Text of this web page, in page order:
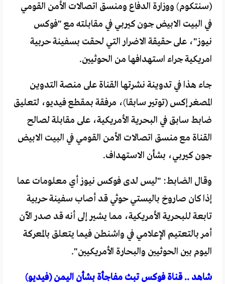
(سنتكوم) ووزارة الدفاع ومنسق اتصالات الأمن القومي
في البيت الابيض جون كيربي في مقابلته مع "فوكس
نيوز"، على حقيقة الاضرار التي لحقت بسفينة حربية
امريكية جراء استهدافها من الحوثيين.
جاء هذا في تدوينة نشرتها القناة على منصة التدوين
المصغر إكس (توتير سابقا)، مرفقة بمقطع فيديو، لتعليق
ضابط سابق في البحرية الأمريكية، على مقابلة لصالح
القناة مع منسق اتصالات الأمن القومي في البيت الابيض
جون كيربي، بشأن الاستهداف.
وقال الضابط: "ليس لدى فوكس نيوز أي معلومات عما
إذا كان صاروخ باليستي حوثي قد أصاب سفينة حربية
تابعة للبحرية الأمريكية، مما يشير إلى أنه قد صدر الآن
أمر بالتعتيم الإعلامي في واشنطن فيما يتعلق بالمعركة
اليوم بين الحوثيين والبحارة الأمريكيين".
شاهد .. قناة فوكس تبث مفاجأة بشأن اليمن (فيديو)